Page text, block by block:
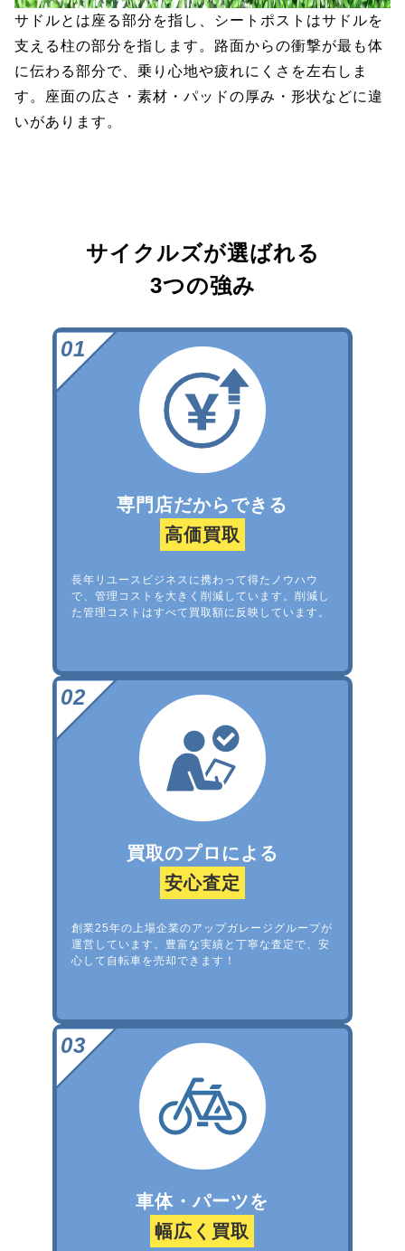
サドルとは座る部分を指し、シートポストはサドルを
支える柱の部分を指します。路面からの衝撃が最も体
に伝わる部分で、乗り心地や疲れにくさを左右しま
す。座面の広さ・素材・パッドの厚み・形状などに違
いがあります。
サイクルズが選ばれる
3つの強み
専門店だからできる
高価買取
長年リユースビジネスに携わって得たノウハウ
で、管理コストを大きく削減しています。削減し
た管理コストはすべて買取額に反映しています。
買取のプロによる
安心査定
創業25年の上場企業のアップガレージグループが
運営しています。豊富な実績と丁寧な査定で、安
心して自転車を売却できます！
車体・パーツを
幅広く買取